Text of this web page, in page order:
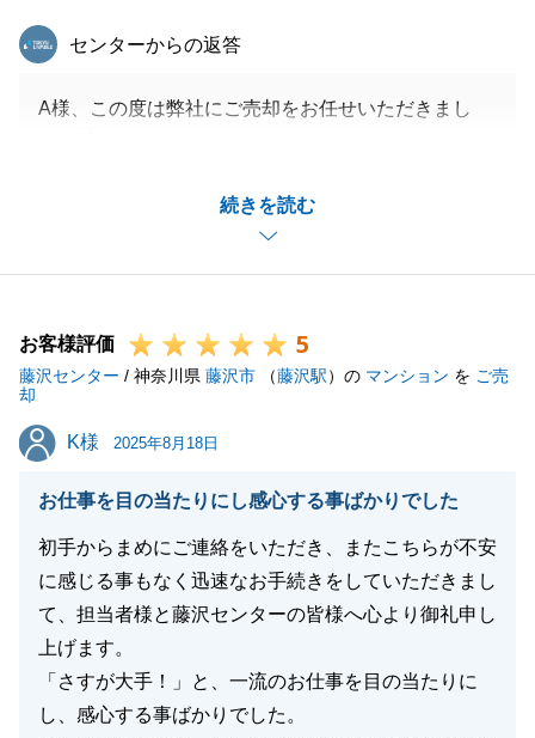
続きを読む
東急リバブル
センターからの返答
A様、この度は弊社にご売却をお任せいただきまし
お役に立てるかを日々考えながら尽力させていただき
A様には、書類のご用意や、お打ち合わせの機会を何
した。
今後も不動産でお困りのことがございましたら、お気
引き続き、よろしくお願い申し上げます。
閉じる
お客様評価 5
藤沢センター / 神奈川県 藤沢市 （藤沢駅）の マンション を ご売
却
K様
K様 2025年8月18日
お仕事を目の当たりにし感心する事ばかりでした
初手からまめにご連絡をいただき、またこちらが不安
に感じる事もなく迅速なお手続きをしていただきまし
て、担当者様と藤沢センターの皆様へ心より御礼申し
上げます。
「さすが大手！」と、一流のお仕事を目の当たりに
し、感心する事ばかりでした。